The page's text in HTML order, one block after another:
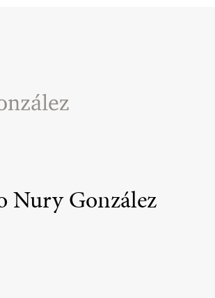
Nury González